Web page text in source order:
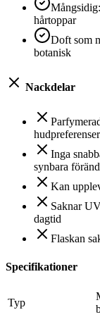
hårtoppar
Doft som
botanisk
Nackdelar
Inga
synbara
Kan
Saknar
dagtid
Flaskan
Specifikationer
Typ